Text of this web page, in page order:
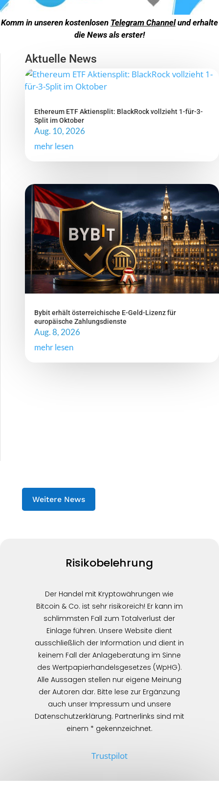
Komm in unseren kostenlosen Telegram Channelund erhalte
die News als erster!
Aktuelle News
Ethereum ETF Aktiensplit: BlackRock vollzieht 1-für-3-
Split im Oktober
Aug. 10, 2026
mehr lesen
Bybit erhält österreichische E-Geld-Lizenz für
europäische Zahlungsdienste
Aug. 8, 2026
mehr lesen
Weitere News
Risikobelehrung
Der Handel mit Kryptowährungen wie
Bitcoin & Co. ist sehr risikoreich! Er kann im
schlimmsten Fall zum Totalverlust der
Einlage führen. Unsere Website dient
ausschließlich der Information und dient in
keinem Fall der Anlageberatung im Sinne
des Wertpapierhandelsgesetzes (WpHG).
Alle Aussagen stellen nur eigene Meinung
der Autoren dar. Bitte lese zur Ergänzung
auch unser Impressum und unsere
Datenschutzerklärung. Partnerlinks sind mit
einem * gekennzeichnet.
Trustpilot